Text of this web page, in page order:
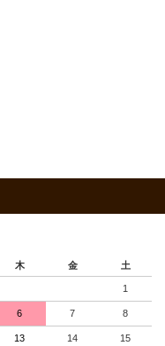
木 金 土
1
6 7 8
13 14 15